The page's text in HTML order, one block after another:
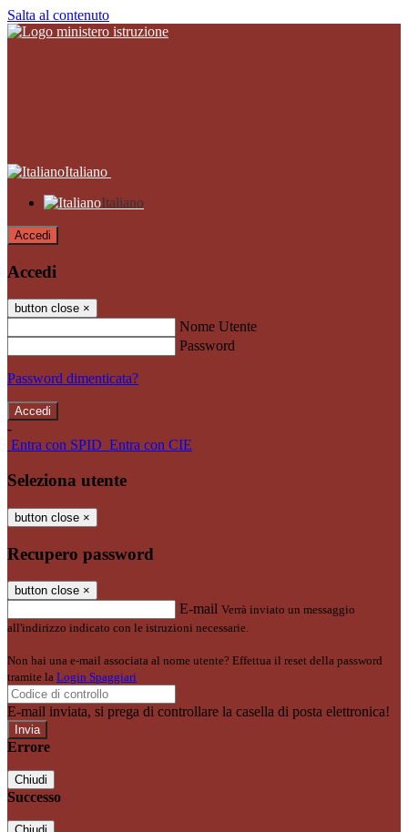
Salta al contenuto
Italiano
Italiano
Accedi
Accedi
button close ×
Nome Utente
Password
Password dimenticata?
-
Entra con SPID Entra con CIE
Seleziona utente
button close ×
Recupero password
button close ×
E-mail Verrà inviato un messaggio
all'indirizzo indicato con le istruzioni necessarie.
Non hai una e-mail associata al nome utente? Effettua il reset della password
tramite la Login Spaggiari
E-mail inviata, si prega di controllare la casella di posta elettronica!
Errore
Chiudi
Successo